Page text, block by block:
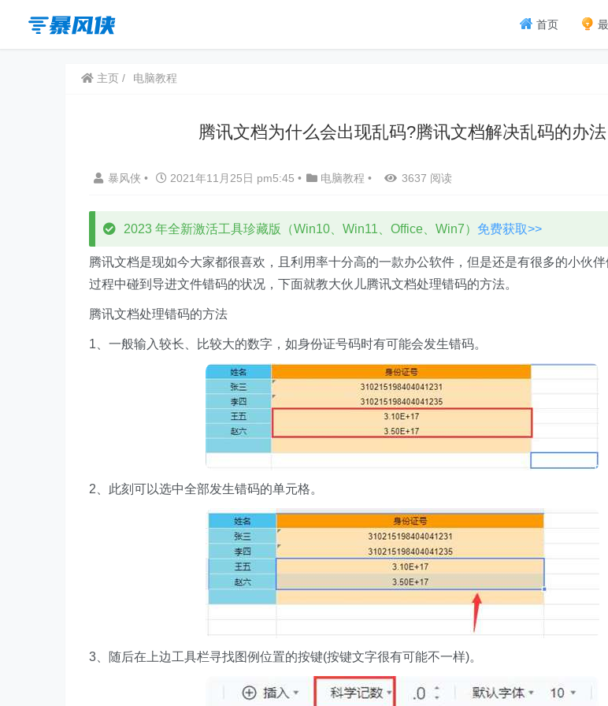
首页
主页 电脑教程
腾讯文档为什么会出现乱码?腾讯文档解决乱码的办法
暴风侠 • 2021年11月25日 pm5:45 • 电脑教程 • 3637 阅读
2023 年全新激活工具珍藏版（Win10、Win11、Office、Win7） 免费获取>>
腾讯文档是现如今大家都很喜欢，且利用率十分高的一款办公软件，但是还是有很多的小伙
过程中碰到导进文件错码的状况，下面就教大伙儿腾讯文档处理错码的方法。
腾讯文档处理错码的方法
1、一般输入较长、比较大的数字，如身份证号码时有可能会发生错码。
2、此刻可以选中全部发生错码的单元格。
3、随后在上边工具栏寻找图例位置的按键(按键文字很有可能不一样)。